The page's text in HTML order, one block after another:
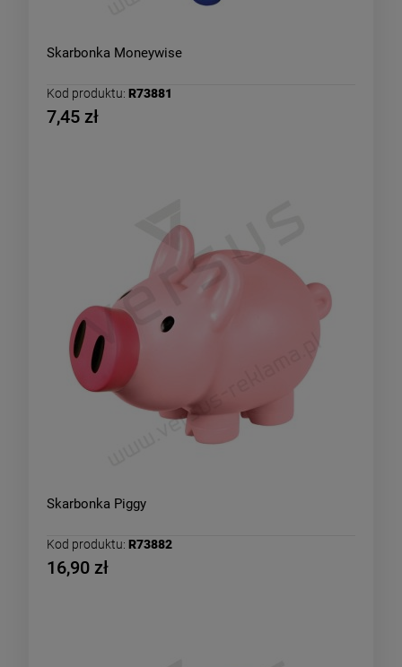
Skarbonka Moneywise
Kod produktu: R73881
7,45 zł
Skarbonka Piggy
Kod produktu: R73882
16,90 zł